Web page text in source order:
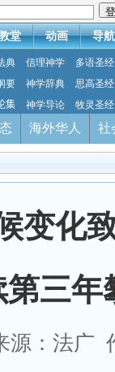
堂 动画 导航
典 信理神学
多语圣经
要 神学辞典
思高圣经
集 神学导论 牧灵圣经
海外华人 社
变化
第三年
源：法广